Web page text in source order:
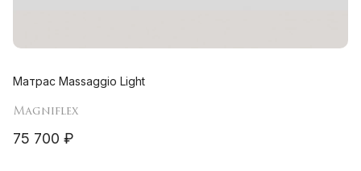
Матрас Massaggio Light
Magniflex
75 700 ₽